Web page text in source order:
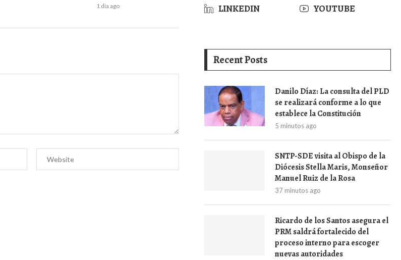
1 día ago
LINKEDIN
YOUTUBE
Recent Posts
Danilo Díaz: La consulta del PLD
se realizará conforme a lo que
establece la Constitución
5 minutos ago
SNTP-SDE visita al Obispo de la
Diócesis Stella Maris, Monseñor
Manuel Ruiz de la Rosa
37 minutos ago
Ricardo de los Santos asegura el
PRM saldrá fortalecido del
proceso interno para escoger
nuevas autoridades